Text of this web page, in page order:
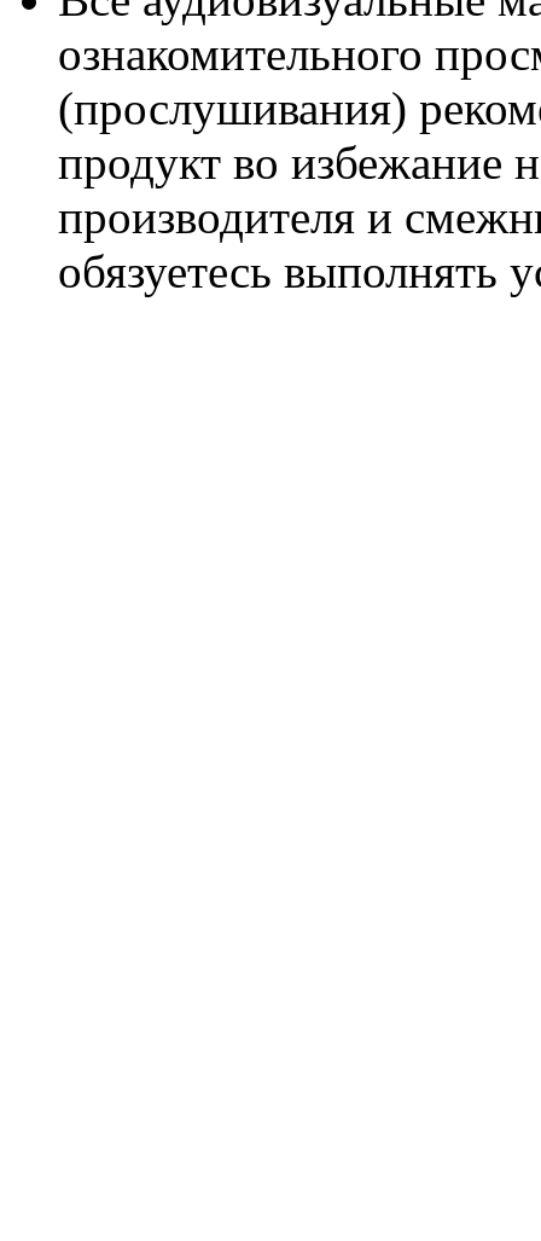
ознакомительного
(прослушивания)
продукт во избежание
производителя и
обязуетесь выполнять